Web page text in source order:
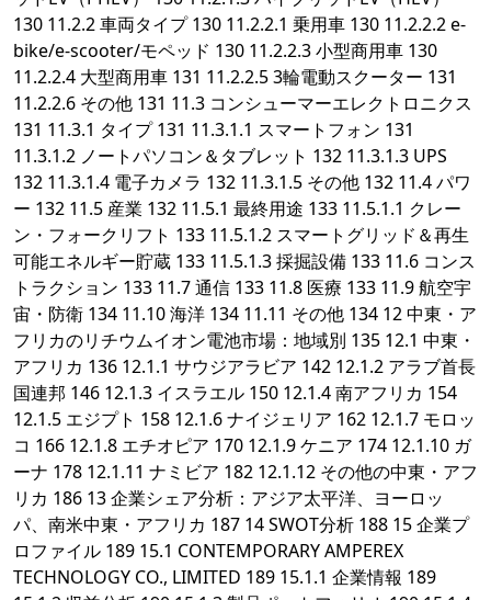
130 11.2.2 車両タイプ 130 11.2.2.1 乗用車 130 11.2.2.2 e-
bike/e-scooter/モペッド 130 11.2.2.3 小型商用車 130
11.2.2.4 大型商用車 131 11.2.2.5 3輪電動スクーター 131
11.2.2.6 その他 131 11.3 コンシューマーエレクトロニクス
131 11.3.1 タイプ 131 11.3.1.1 スマートフォン 131
11.3.1.2 ノートパソコン＆タブレット 132 11.3.1.3 UPS
132 11.3.1.4 電子カメラ 132 11.3.1.5 その他 132 11.4 パワ
ー 132 11.5 産業 132 11.5.1 最終用途 133 11.5.1.1 クレー
ン・フォークリフト 133 11.5.1.2 スマートグリッド＆再生
可能エネルギー貯蔵 133 11.5.1.3 採掘設備 133 11.6 コンス
トラクション 133 11.7 通信 133 11.8 医療 133 11.9 航空宇
宙・防衛 134 11.10 海洋 134 11.11 その他 134 12 中東・ア
フリカのリチウムイオン電池市場：地域別 135 12.1 中東・
アフリカ 136 12.1.1 サウジアラビア 142 12.1.2 アラブ首長
国連邦 146 12.1.3 イスラエル 150 12.1.4 南アフリカ 154
12.1.5 エジプト 158 12.1.6 ナイジェリア 162 12.1.7 モロッ
コ 166 12.1.8 エチオピア 170 12.1.9 ケニア 174 12.1.10 ガ
ーナ 178 12.1.11 ナミビア 182 12.1.12 その他の中東・アフ
リカ 186 13 企業シェア分析：アジア太平洋、ヨーロッ
パ、南米中東・アフリカ 187 14 SWOT分析 188 15 企業プ
ロファイル 189 15.1 CONTEMPORARY AMPEREX
TECHNOLOGY CO., LIMITED 189 15.1.1 企業情報 189